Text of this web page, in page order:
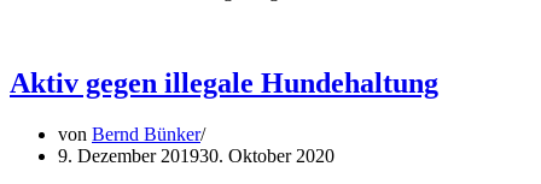
Aktiv gegen illegale Hundehaltung
von Bernd Bünker
9. Dezember 201930. Oktober 2020